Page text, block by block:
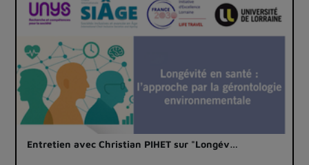
Entretien avec Christian PIHET sur "Longév…